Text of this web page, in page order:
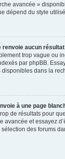
avancée »
dépend du style
renvoie aucun
trop vague ou
par phpBB.
disponibles dans la
à une page
de résultats pour
avancée et essayez
des forums